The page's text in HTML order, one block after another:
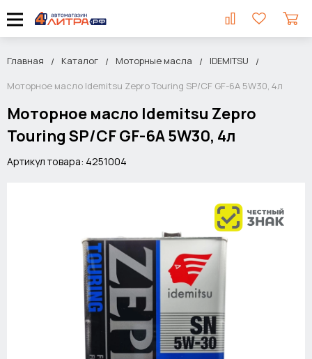
Главная Каталог Моторные масла
IDEMITSU
Моторное масло Idemitsu Zepro Touring SP/CF GF-6A 5W30, 4л
Моторное масло Idemitsu Zepro
Touring SP/CF GF-6A 5W30, 4л
Артикул товара: 4251004